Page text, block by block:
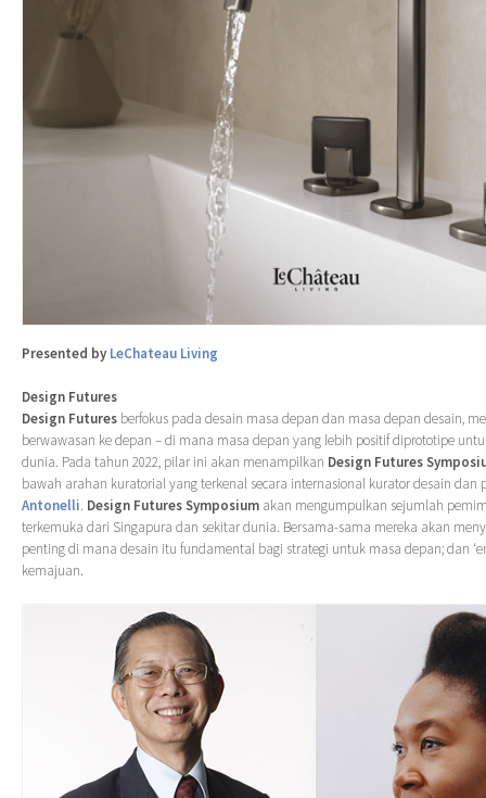
Presented by LeChateau Living
Design Futures
Design Futures berfokus pada desain masa depan dan masa depan desain,
berwawasan ke depan – di mana masa depan yang lebih positif diprototipe
dunia. Pada tahun 2022, pilar ini akan menampilkan Design Futures
bawah arahan kuratorial yang terkenal secara internasional kurator desain dan
Antonelli. Design Futures Symposium akan mengumpulkan sejumlah
terkemuka dari Singapura dan sekitar dunia. Bersama-sama mereka akan
penting di mana desain itu fundamental bagi strategi untuk masa depan; dan
kemajuan.